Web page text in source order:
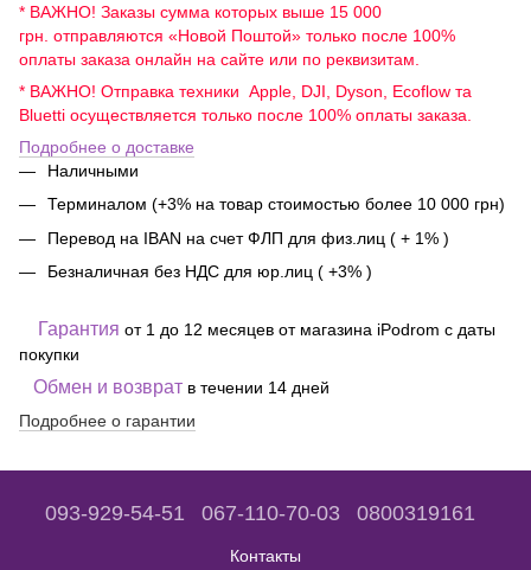
* ВАЖНО! Заказы сумма которых выше 15 000
грн. отправляются «Новой Поштой» только после 100%
оплаты заказа онлайн на сайте или по реквизитам.
* ВАЖНО! Отправка техники Apple, DJI, Dyson, Ecoflow та
Bluetti осуществляется только после 100% оплаты заказа.
Подробнее о доставке
Наличными
Терминалом (+3% на товар стоимостью более 10 000 грн)
Перевод на IBAN на счет ФЛП для физ.лиц ( + 1% )
Безналичная без НДС для юр.лиц ( +3% )
Гарантия от 1 до 12 месяцев от магазина iPodrom с даты
покупки
Обмен и возврат в течении 14 дней
Подробнее о гарантии
093-929-54-51 067-110-70-03 0800319161
Контакты